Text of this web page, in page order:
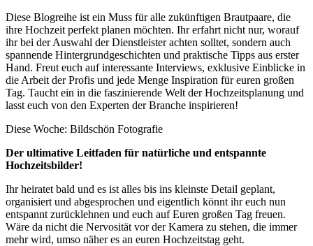
Diese Blogreihe ist ein Muss für alle zukünftigen Brautpaare, die
ihre Hochzeit perfekt planen möchten. Ihr erfahrt nicht nur, worauf
ihr bei der Auswahl der Dienstleister achten solltet, sondern auch
spannende Hintergrundgeschichten und praktische Tipps aus erster
Hand. Freut euch auf interessante Interviews, exklusive Einblicke in
die Arbeit der Profis und jede Menge Inspiration für euren großen
Tag. Taucht ein in die faszinierende Welt der Hochzeitsplanung und
lasst euch von den Experten der Branche inspirieren!
Diese Woche: Bildschön Fotografie
Der ultimative Leitfaden für natürliche und entspannte
Hochzeitsbilder!
Ihr heiratet bald und es ist alles bis ins kleinste Detail geplant,
organisiert und abgesprochen und eigentlich könnt ihr euch nun
entspannt zurücklehnen und euch auf Euren großen Tag freuen.
Wäre da nicht die Nervosität vor der Kamera zu stehen, die immer
mehr wird, umso näher es an euren Hochzeitstag geht.